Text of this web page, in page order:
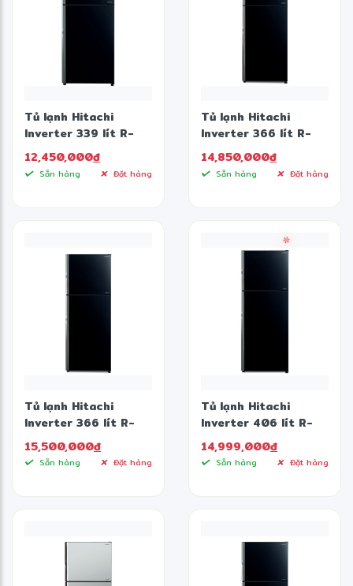
Tủ lạnh Hitachi
Inverter 339 lít R-
FVX450PGV9
12,450,000đ
Sẵn hàng Đặt hàng
Tủ lạnh Hitachi
Inverter 366 lít R-
FVX480PGV9 GBK
14,850,000đ
Sẵn hàng Đặt hàng
Tủ lạnh Hitachi
Inverter 366 lít R-
FVX480PGV9 MIR
15,500,000đ
Sẵn hàng Đặt hàng
Tủ lạnh Hitachi
Inverter 406 lít R-
FVX510PGV9 GBK
14,999,000đ
Sẵn hàng Đặt hàng